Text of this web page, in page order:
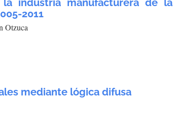
2011
Otzuca
mediante lógica difusa